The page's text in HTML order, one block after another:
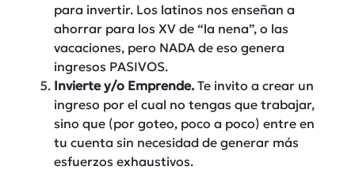
para invertir. Los latinos nos enseñan a
ahorrar para los XV de “la nena”, o las
vacaciones, pero NADA de eso genera
ingresos PASIVOS.
Invierte y/o Emprende. Te invito a crear un
ingreso por el cual no tengas que trabajar,
sino que (por goteo, poco a poco) entre en
tu cuenta sin necesidad de generar más
esfuerzos exhaustivos.